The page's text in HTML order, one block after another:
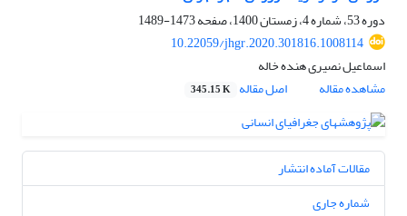
دوره 53، شماره 4، زمستان 1400، صفحه
1473-1489
10.22059/jhgr.2020.301816.1008114
اسماعیل نصیری هنده خاله
مشاهده مقاله
اصل مقاله 345.15 K
مقالات آماده انتشار
شماره جاری